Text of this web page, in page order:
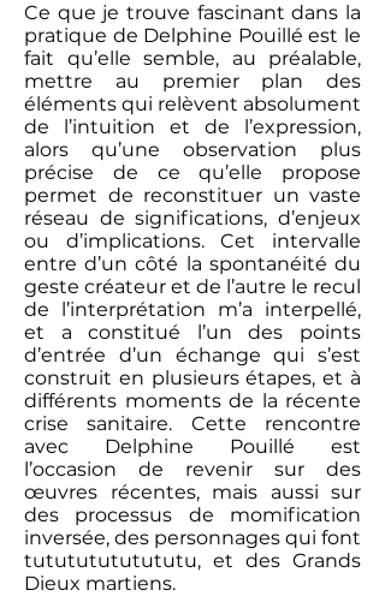
Ce que je trouve fascinant dans la
pratique de Delphine Pouillé est le
fait qu’elle semble, au préalable,
mettre au premier plan des
éléments qui relèvent absolument
de l’intuition et de l’expression,
alors qu’une observation plus
précise de ce qu’elle propose
permet de reconstituer un vaste
réseau de significations, d’enjeux
ou d’implications. Cet intervalle
entre d’un côté la spontanéité du
geste créateur et de l’autre le recul
de l’interprétation m’a interpellé,
et a constitué l’un des points
d’entrée d’un échange qui s’est
construit en plusieurs étapes, et à
différents moments de la récente
crise sanitaire. Cette rencontre
avec Delphine Pouillé est
l’occasion de revenir sur des
œuvres récentes, mais aussi sur
des processus de momification
inversée, des personnages qui font
tutututututututu, et des Grands
Dieux martiens.